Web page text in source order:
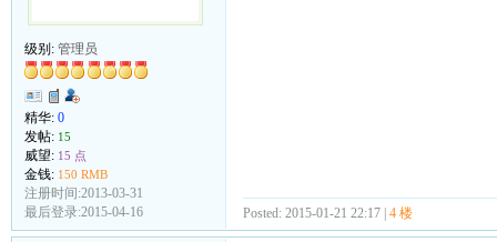
级别: 管理员
精华: 0
发帖: 15
威望: 15 点
金钱: 150 RMB
注册时间:2013-03-31
最后登录:2015-04-16
Posted: 2015-01-21 22:17 | 4 楼